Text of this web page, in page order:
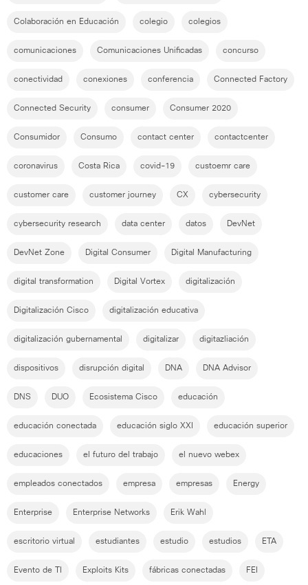
Colaboración en Educación colegio colegios
comunicaciones Comunicaciones Unificadas concurso
conectividad conexiones conferencia Connected Factory
Connected Security consumer Consumer 2020
Consumidor Consumo contact center contactcenter
coronavirus Costa Rica covid-19 custoemr care
customer care customer journey CX cybersecurity
cybersecurity research data center datos DevNet
DevNet Zone Digital Consumer Digital Manufacturing
digital transformation Digital Vortex digitalización
Digitalización Cisco digitalización educativa
digitalización gubernamental digitalizar digitazliación
dispositivos disrupción digital DNA DNA Advisor
DNS DUO Ecosistema Cisco educación
educación conectada educación siglo XXI educación superior
educaciones el futuro del trabajo el nuevo webex
empleados conectados empresa empresas Energy
Enterprise Enterprise Networks Erik Wahl
escritorio virtual estudiantes estudio estudios ETA
Evento de TI Exploits Kits fábricas conectadas FEI